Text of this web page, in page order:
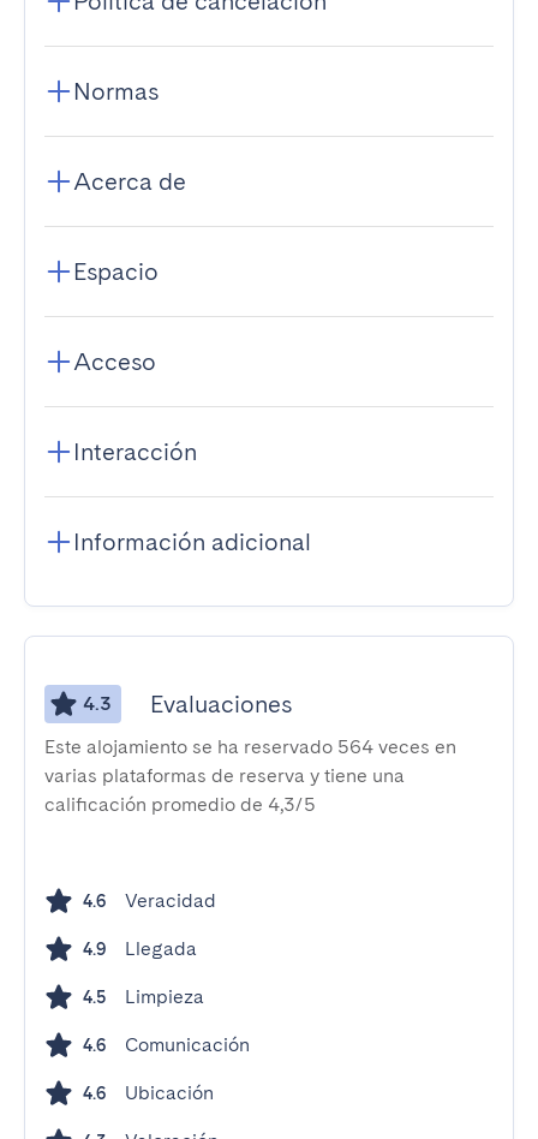
Normas
Acerca de
Espacio
Acceso
Interacción
Información adicional
4.3 Evaluaciones
Este alojamiento se ha reservado 564 veces en
varias plataformas de reserva y tiene una
calificación promedio de 4,3/5
4.6 Veracidad
4.9 Llegada
4.5 Limpieza
4.6 Comunicación
4.6 Ubicación